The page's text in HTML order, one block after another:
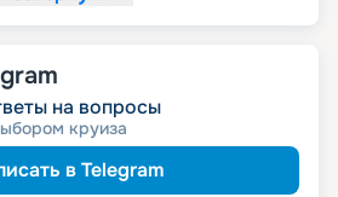
на вопросы
круиза
в Telegram